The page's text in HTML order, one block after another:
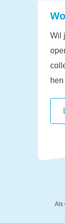
Wil
Als